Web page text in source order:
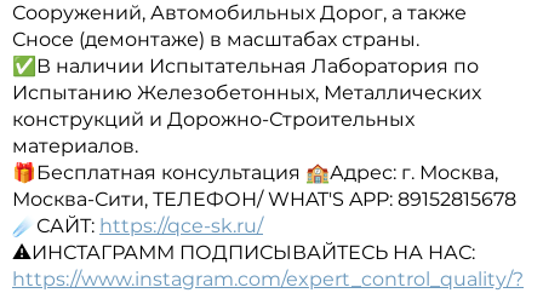
Сооружений, Автомобильных Дорог, а также
Сносе (демонтаже) в масштабах страны.
✅В наличии Испытательная Лаборатория по
Испытанию Железобетонных, Металлических
конструкций и Дорожно-Строительных
материалов.
🎁Бесплатная консультация 🏫Адрес: г. Москва,
Москва-Сити, ТЕЛЕФОН/ WHAT'S APP: 89152815678
☄️САЙТ: https://qce-sk.ru/
⚠️ИНСТАГРАММ ПОДПИСЫВАЙТЕСЬ НА НАС:
https://www.instagram.com/expert_control_quality/?